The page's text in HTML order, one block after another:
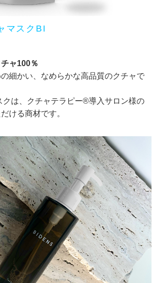
マスクBI
ャ100％
細かい、なめらかな高品質のクチャで
クは、クチャテラピー®導入サロン様の
ける商材です。